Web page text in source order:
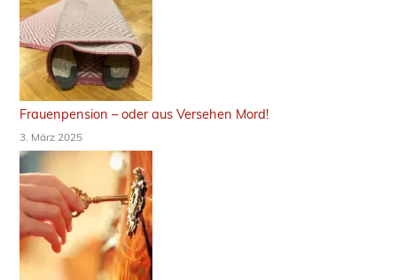
r
Frauenpension – oder aus Versehen Mord!
3. März 2025